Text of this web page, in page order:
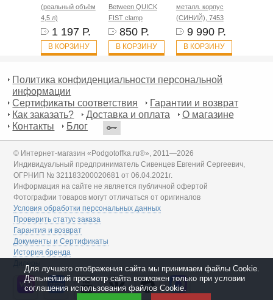
(реальный объём
4,5 л)
1 197 Р.
В КОРЗИНУ
Between QUICK
FIST clamp
850 Р.
В КОРЗИНУ
металл. корпус
(СИНИЙ), 7453
9 990 Р.
В КОРЗИНУ
Политика конфиденциальности персональной
информации
Сертификаты соответствия
Гарантии и возврат
Как заказать?
Доставка и оплата
О магазине
Контакты
Блог
© Интернет-магазин «Podgotoffka.ru®», 2011—2026
Индивидуальный предприниматель Сивенцев Евгений Сергеевич,
ОГРНИП № 321183200020681 от 06.04.2021г.
Информация на сайте не является публичной офертой
Фотографии товаров могут отличаться от оригиналов
Условия обработки персональных данных
Проверить статус заказа
Гарантия и возврат
Документы и Сертификаты
История бренда
Дилеры
Для лучшего отображения сайта мы принимаем файлы Cookie.
Дальнейший просмотр сайта возможен только при условии
соглашения использования файлов Cookie.